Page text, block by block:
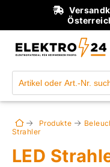
Produkte
Strahler
LED